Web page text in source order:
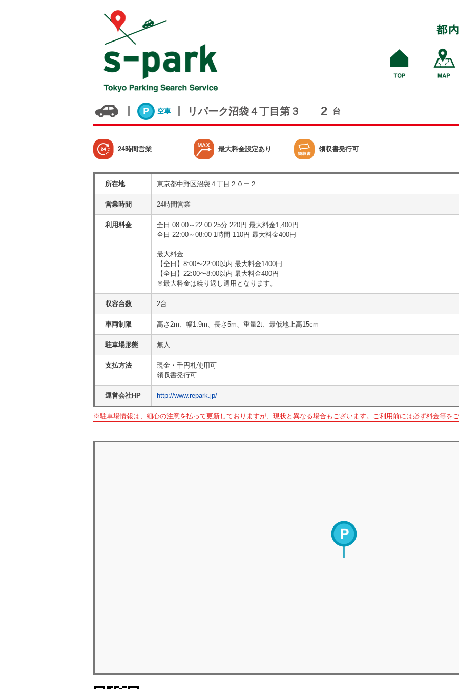
空車 リパーク沼袋４丁目第３ 2 台
24時間営業 最大料金設定あり 領収書発行可
所在地 東京都中野区沼袋４丁目２０ー２
営業時間 24時間営業
利用料金
全日 08:00～22:00 25分 220円 最大料金1,400円
全日 22:00～08:00 1時間 110円 最大料金400円
最大料金
【全日】8:00〜22:00以内 最大料金1400円
【全日】22:00〜8:00以内 最大料金400円
※最大料金は繰り返し適用となります。
収容台数 2台
車両制限 高さ2m、幅1.9m、長さ5m、重量2t、最低地上高15cm
駐車場形態 無人
支払方法
現金・千円札使用可
領収書発行可
運営会社HP http://www.repark.jp/
※駐車場情報は、細心の注意を払って更新しておりますが、現状と異なる場合もございます。ご利用前には必ず料金等をご